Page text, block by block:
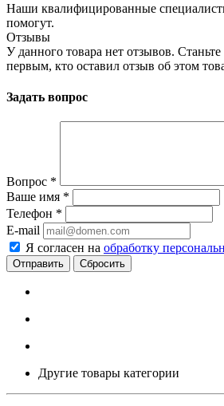
Наши квалифицированные
помогут.
Отзывы
У данного товара нет отзывов. Станьте
первым, кто оставил отзыв об этом
Задать вопрос
Вопрос *
Ваше имя *
Телефон *
E-mail
Я согласен на обработку
Сбросить
Другие товары категории